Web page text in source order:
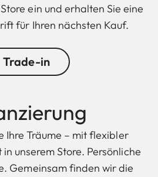
ein und erhalten Sie eine
für Ihren nächsten Kauf.
Trade-in
Ihre Träume – mit flexibler
unserem Store. Persönliche
Gemeinsam finden wir die